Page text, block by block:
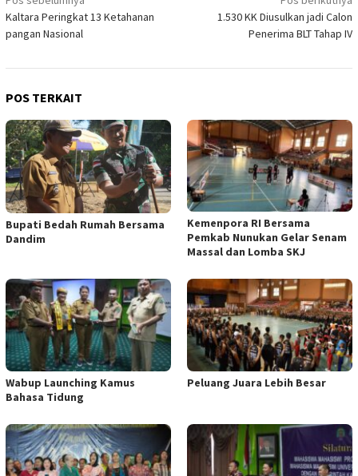
pos
Kaltara Peringkat 13 Ketahanan
pangan Nasional
1.530 KK Diusulkan jadi Calon
Penerima BLT Tahap IV
POS TERKAIT
Bupati Bedah Rumah Bersama
Dandim
Kemenpora RI Bersama
Pemkab Nunukan Gelar Senam
Massal dan Lomba SKJ
Wabup Launching Kamus
Bahasa Tidung
Peluang Juara Lebih Besar